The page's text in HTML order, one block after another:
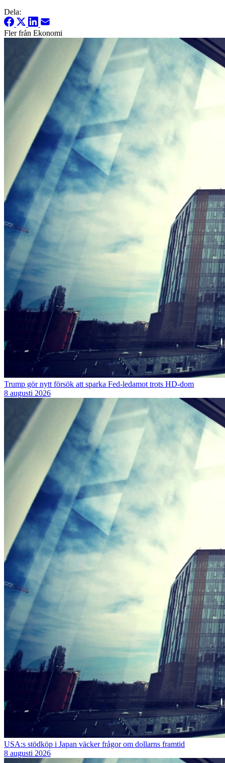
Dela:
Fler från Ekonomi
Trump gör nytt försök att sparka Fed-ledamot trots HD-dom
8 augusti 2026
USA:s stödköp i Japan väcker frågor om dollarns framtid
8 augusti 2026